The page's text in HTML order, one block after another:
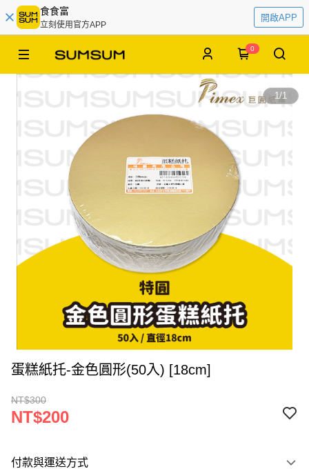
食食富
立刻使用官方APP
開啟APP
0
1/1
蛋糕紙托-金色圓形(50入) [18cm]
NT$300
NT$200
付款與運送方式